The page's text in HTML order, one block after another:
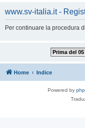
www.sv-italia.it -
Per continuare la procedura
Prima del 05
Home Indice
Powered by